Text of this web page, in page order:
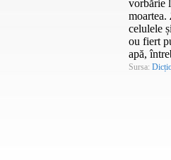
vorbărie
moartea.
celulele
ou fiert
apă,
Sursa: